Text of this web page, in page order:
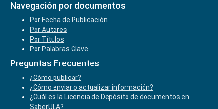
Navegación por documentos
Por Fecha de Publicación
Por Autores
Por Títulos
Por Palabras Clave
Preguntas Frecuentes
¿Cómo publicar?
¿Cómo enviar o actualizar información?
¿Cuál es la Licencia de Depósito de documentos en
SaberULA?